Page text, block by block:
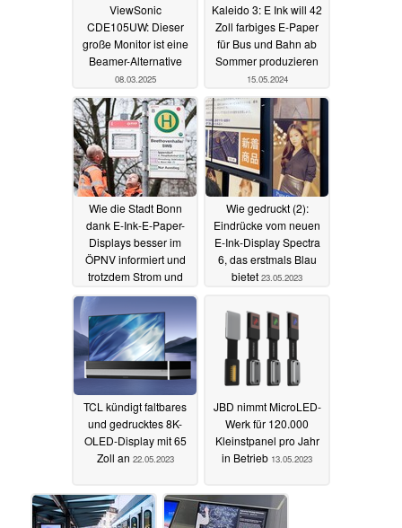
ViewSonic
CDE105UW: Dieser
große Monitor ist eine
Beamer-Alternative
08.03.2025
Kaleido 3: E Ink will 42
Zoll farbiges E-Paper
für Bus und Bahn ab
Sommer produzieren
15.05.2024
Wie die Stadt Bonn
dank E-Ink-E-Paper-
Displays besser im
ÖPNV informiert und
trotzdem Strom und
Kabel spart04.08.2023
Wie gedruckt (2):
Eindrücke vom neuen
E-Ink-Display Spectra
6, das erstmals Blau
bietet 23.05.2023
TCL kündigt faltbares
und gedrucktes 8K-
OLED-Display mit 65
Zoll an 22.05.2023
JBD nimmt MicroLED-
Werk für 120.000
Kleinstpanel pro Jahr
in Betrieb 13.05.2023